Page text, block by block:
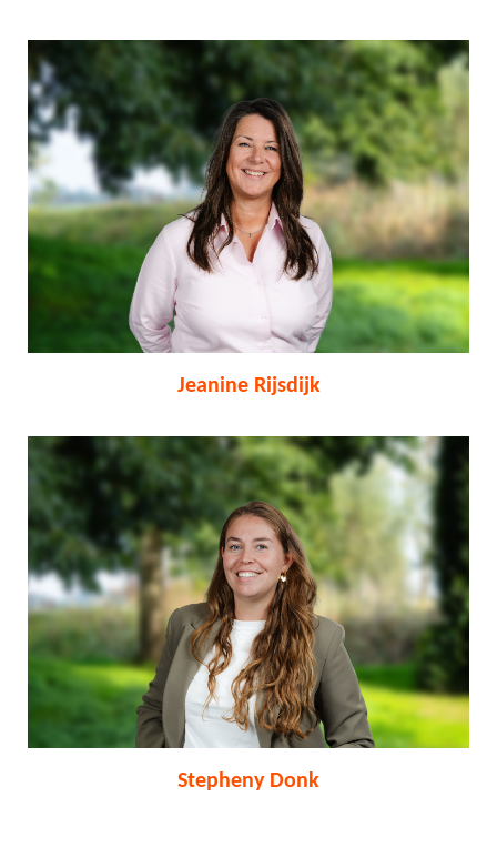
Jeanine Rijsdijk
Stepheny Donk